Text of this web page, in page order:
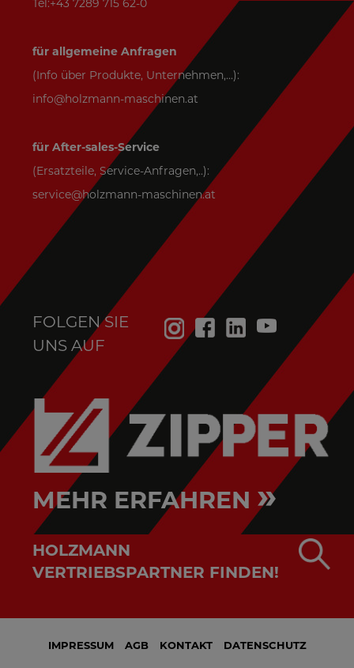
Tel:+43 7289 715 62-0
für allgemeine Anfragen
(Info über Produkte, Unternehmen,...):
info@holzmann-maschinen.at
für After-sales-Service
(Ersatzteile, Service-Anfragen,..):
service@holzmann-maschinen.at
FOLGEN SIE
UNS AUF
MEHR ERFAHREN »
HOLZMANN
VERTRIEBSPARTNER FINDEN!
IMPRESSUM AGB KONTAKT DATENSCHUTZ